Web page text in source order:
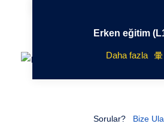
Erken eğitim
Daha fazla
Sorular? Bize